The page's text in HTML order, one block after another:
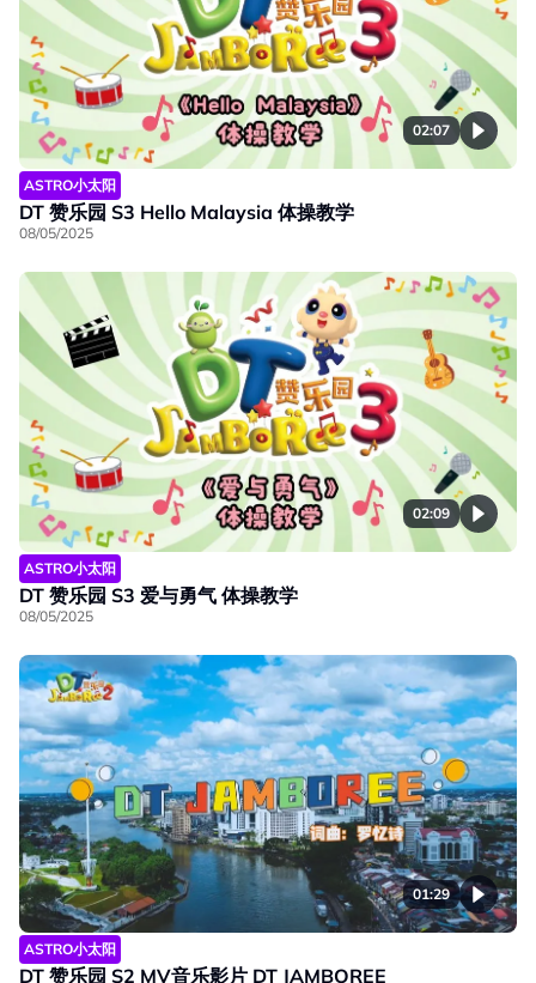
02:07
ASTRO小太阳
DT 赞乐园 S3 Hello Malaysia 体操教学
08/05/2025
02:09
ASTRO小太阳
DT 赞乐园 S3 爱与勇气 体操教学
08/05/2025
01:29
ASTRO小太阳
DT 赞乐园 S2 MV音乐影片 DT JAMBOREE